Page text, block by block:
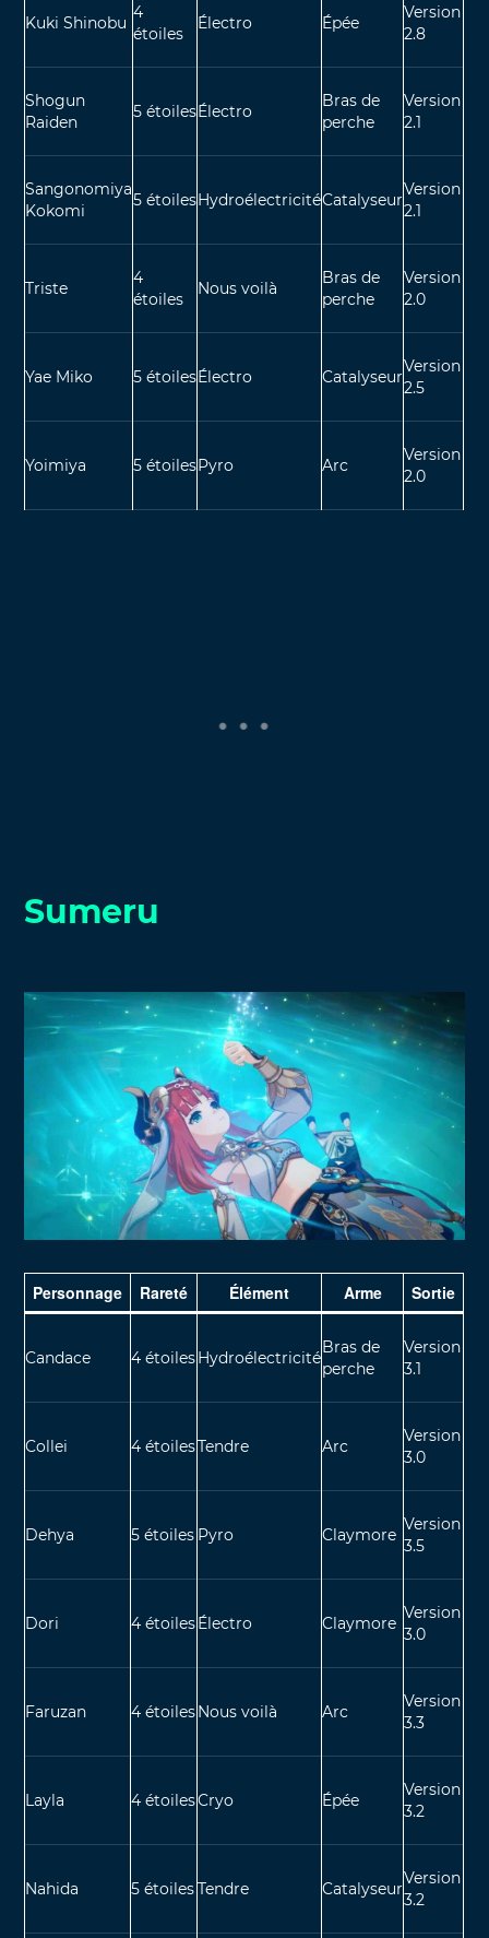
Kuki Shinobu
4
étoiles
Électro Épée
Version
2.8
Shogun
Raiden
5 étoilesÉlectro
Bras de
perche
Version
2.1
Sangonomiya
Kokomi
5 étoilesHydroélectricitéCatalyseur
Version
2.1
Triste
4
étoiles
Nous voilà
Bras de
perche
Version
2.0
Yae Miko 5 étoilesÉlectro Catalyseur
Version
2.5
Yoimiya 5 étoilesPyro Arc
Version
2.0
Sumeru
Personnage Rareté Élément Arme Sortie
Candace 4 étoilesHydroélectricité
Bras de
perche
Version
3.1
Collei 4 étoilesTendre Arc
Version
3.0
Dehya 5 étoiles Pyro Claymore
Version
3.5
Dori 4 étoilesÉlectro Claymore
Version
3.0
Faruzan 4 étoilesNous voilà Arc
Version
3.3
Layla 4 étoilesCryo Épée
Version
3.2
Nahida 5 étoilesTendre Catalyseur
Version
3.2